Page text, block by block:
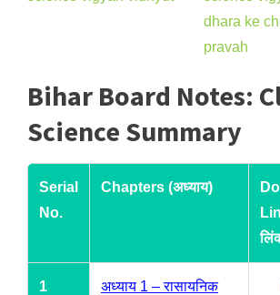
Bihar Board Notes:
Science Summary
Serial
No.
Chapters (अध्याय)
1
अध्याय 1 – रासायनिक